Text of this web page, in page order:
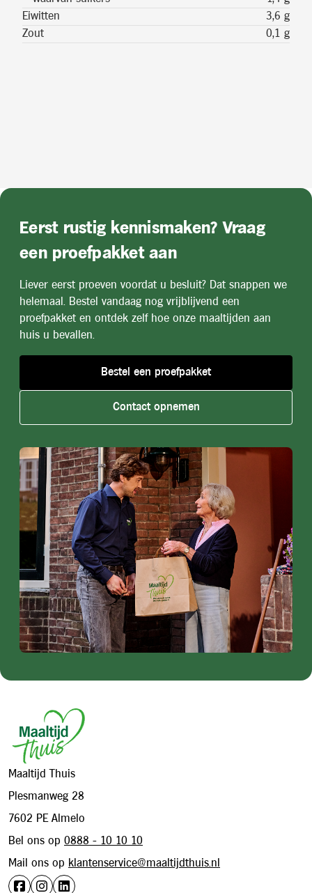
Eiwitten
3,6 g
Zout
0,1 g
Eerst rustig kennismaken? Vraag
een proefpakket aan
Liever eerst proeven voordat u besluit? Dat snappen we
helemaal. Bestel vandaag nog vrijblijvend een
proefpakket en ontdek zelf hoe onze maaltijden aan
huis u bevallen.
Bestel een proefpakket
Contact opnemen
Maaltijd Thuis
Plesmanweg 28
7602 PE Almelo
Bel ons op 0888 - 10 10 10
Mail ons op klantenservice@maaltijdthuis.nl